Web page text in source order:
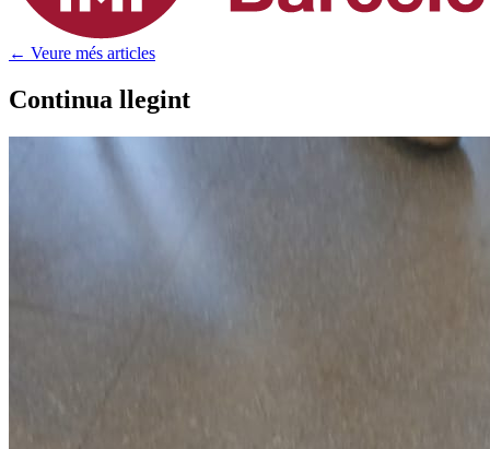
← Veure més articles
Continua llegint